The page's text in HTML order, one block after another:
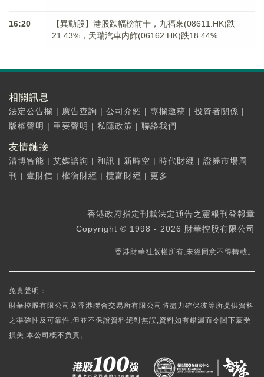
16:20
【異動股】港股跌幅榜前十，九福來(08611.HK)跌
21.43%，天瑞汽車内飾(06162.HK)跌18.44%
相關訊息
法定公告欄 | 廣告查詢 | 公司介紹 | 專欄邀稿 | 投資者關係 |
版權聲明 | 重要聲明 | 私隱政策 | 聯絡我們
友情鏈接
清博智能 | 艾媒諮詢 | 和訊 | 新時空 | 時代財經 | 證券市場周
刊
| 壹財信 | 權衡財經 | 攬富財經 | 更多...
香港政府指定刊載法定通告之憲報刊登報章
Copyright © 1998 - 2026 財華控股有限公司
香港財華社版權所有,未經同意不得轉載。
免責聲明：
財華控股有限公司及香港聯合交易所有限公司將盡力確保彼等所提供資料
之準確性及可靠性,但並不保證資料絕對無誤,資料如有錯漏而令閣下蒙受
損失,本公司概不負責。